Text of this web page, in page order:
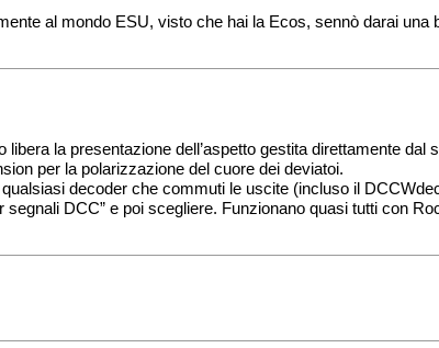
al mondo ESU, visto che hai la Ecos, sennò darai
libera la presentazione dell’aspetto gestita direttamente
per la polarizzazione del cuore dei deviatoi.
decoder che commuti le uscite (incluso il
DCC” e poi scegliere. Funzionano quasi tutti con